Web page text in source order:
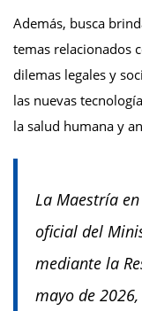
Además, busca
temas relacionados
dilemas legales y
las nuevas
la salud humana y
La Maestría
oficial del
mediante la
mayo de